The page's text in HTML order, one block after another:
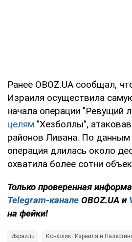
Ранее OBOZ.UA сообщал,
Израиля осуществила
начала операции "Ревущий
целям "Хезболлы",
районов Ливана. По данным
операция длилась около
охватила более сотни
Только проверенная
Telegram-канале OBOZ.UA и
на фейки!
Израиль Конфликт Израиля и